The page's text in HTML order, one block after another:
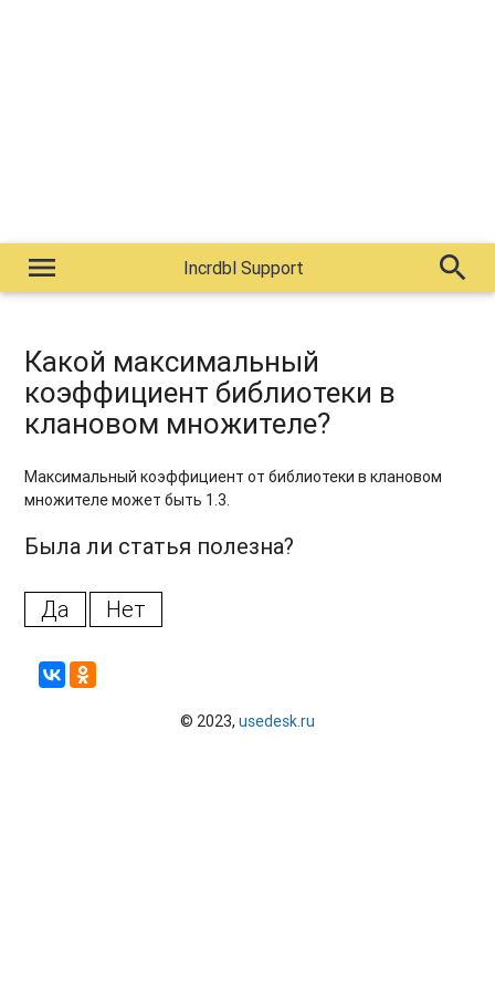
menu Incrdbl Support search
Какой максимальный
коэффициент библиотеки в
клановом множителе?
Максимальный коэффициент от библиотеки в клановом
множителе может быть 1.3.
Была ли статья полезна?
Да Нет
© 2023, usedesk.ru